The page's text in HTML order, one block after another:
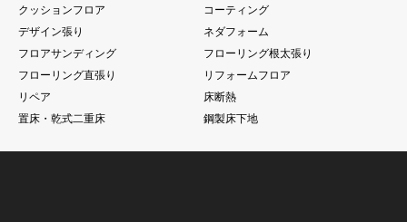
クッションフロア
コーティング
デザイン張り
ネダフォーム
フロアサンディング
フローリング根太張り
フローリング直張り
リフォームフロア
リペア
床断熱
置床・乾式二重床
鋼製床下地